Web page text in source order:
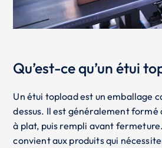
Qu’est-ce qu’un étui
Un étui topload est un emballage
dessus. Il est généralement formé
à plat, puis rempli avant
convient aux produits qui